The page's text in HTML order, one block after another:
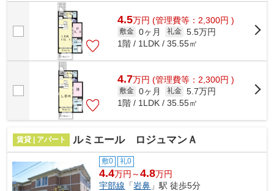
つながります。敷地内の駐車場にも空...
4.5万円 (管理費等：2,300円 )
敷金 0ヶ月 礼金 5.5万円
1階 / 1LDK / 35.55㎡
4.7万円 (管理費等：2,300円 )
敷金 0ヶ月 礼金 5.7万円
1階 / 1LDK / 35.55㎡
賃貸 | アパート ルミエール ロジュマンＡ
敷0 礼0
4.4万円～4.8万円
宇部線 「岩鼻 」駅 徒歩5分